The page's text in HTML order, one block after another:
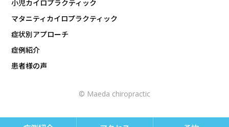
小児カイロプラクティック
マタニティカイロプラクティック
症状別アプローチ
症例紹介
患者様の声
© Maeda chiropractic